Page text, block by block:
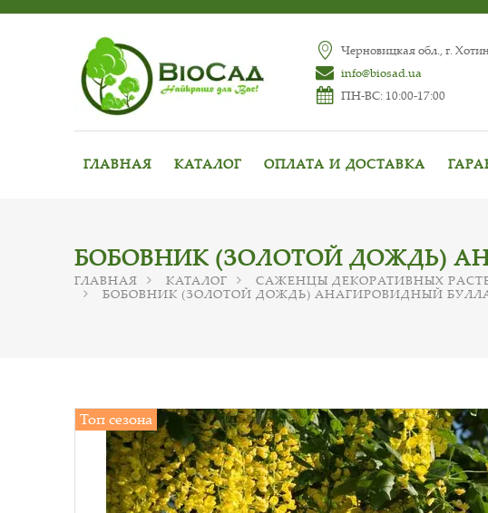
Черновицкая обл., г.
info@biosad.ua
ПН-ВС: 10:00-17:00
ГЛАВНАЯ КАТАЛОГ ОПЛАТА И ДОСТАВКА
БОБОВНИК (ЗОЛОТОЙ ДОЖДЬ)
ГЛАВНАЯ КАТАЛОГ САЖЕНЦЫ ДЕКОРАТИВНЫХ
БОБОВНИК (ЗОЛОТОЙ ДОЖДЬ) АНАГИРОВИДНЫЙ
Топ сезона